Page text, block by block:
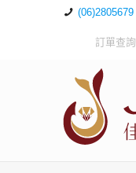
(06)2805679
訂單查詢